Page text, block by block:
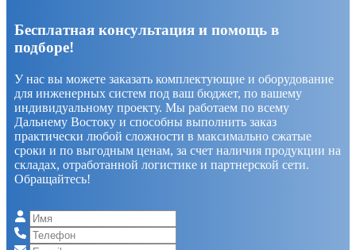
Бесплатная консультация и помощь в
подборе!
У нас вы можете заказать комплектующие и оборудование
для инженерных систем под ваш бюджет, по вашему
индивидуальному проекту. Мы работаем по всему
Дальнему Востоку и способны выполнить заказ
практически любой сложности в максимально сжатые
сроки и по выгодным ценам, за счет наличия продукции на
складах, отработанной логистике и партнерской сети.
Обращайтесь!